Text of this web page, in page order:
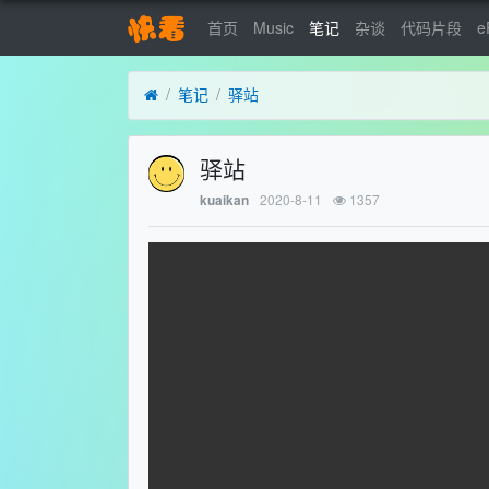
首页 Music 笔记 杂谈 代码片段
笔记 驿站
驿站
kuaikan 2020-8-11 1357